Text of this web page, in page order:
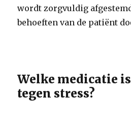
wordt zorgvuldig
behoeften van de patiënt
Welke medicatie
tegen stress?